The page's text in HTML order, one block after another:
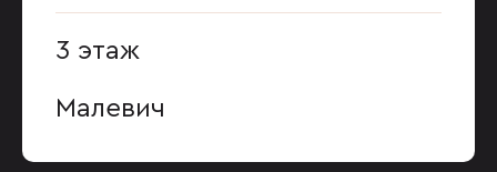
3 этаж
Малевич